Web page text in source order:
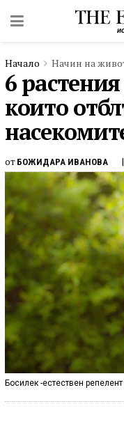
Начало Начин на
6
които
от БОЖИДАРА ИВАНОВА
Босилек -естествен